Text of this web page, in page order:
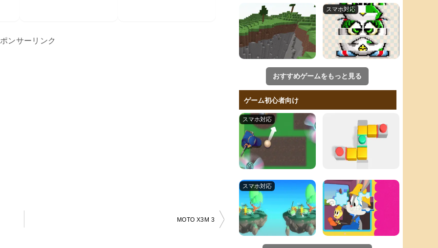
ンサーリンク
MOTO X3M 3
おすすめゲームをもっと見る
ゲーム初心者向け